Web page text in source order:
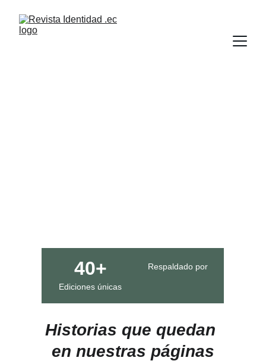
40+ Respaldado por
Ediciones únicas
Historias que quedan
en nuestras páginas